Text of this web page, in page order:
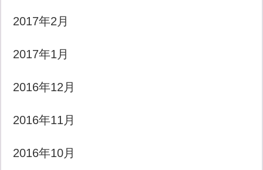
2017年2月
2017年1月
2016年12月
2016年11月
2016年10月